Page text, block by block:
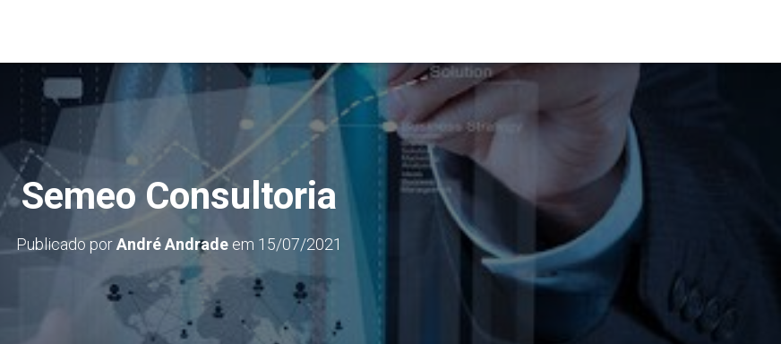
Semeo Consultoria
Publicado porAndré Andrade em 15/07/2021